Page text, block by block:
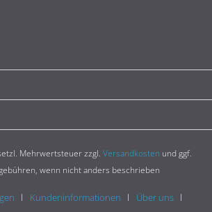
Mehrwertsteuer zzgl. Versandkosten und ggf.
wenn nicht anders beschrieben
Kundeninformationen Über uns